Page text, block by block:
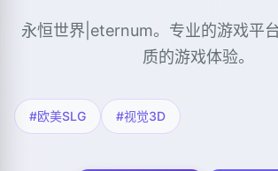
永恒世界|eternum。专业的游戏平
质的游戏体验。
#欧美SLG #视觉3D